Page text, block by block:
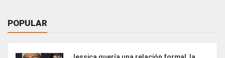
POPULAR